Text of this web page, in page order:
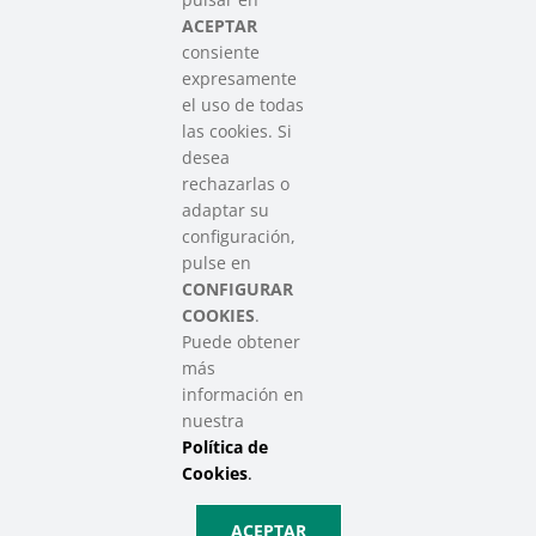
del Tercer Sector Social en Euskadi
Contacto
info@sareensarea.eu
Iparraguirre, 9 lonja – 48009 Bilbao
946 569 230
Colabora
SAREEN SAREA Euskadiko Hirugarren Sektore Soziala – Tercer
Sector Social de Euskadi
ACEPTAR
consiente
expresamente
el uso de todas
las cookies. Si
desea
rechazarlas o
adaptar su
configuración,
pulse en
CONFIGURAR
COOKIES.
Puede obtener
más
información en
nuestra
Política de
Cookies.
ACEPTAR